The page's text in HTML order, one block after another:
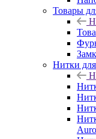
Товары
Нитки